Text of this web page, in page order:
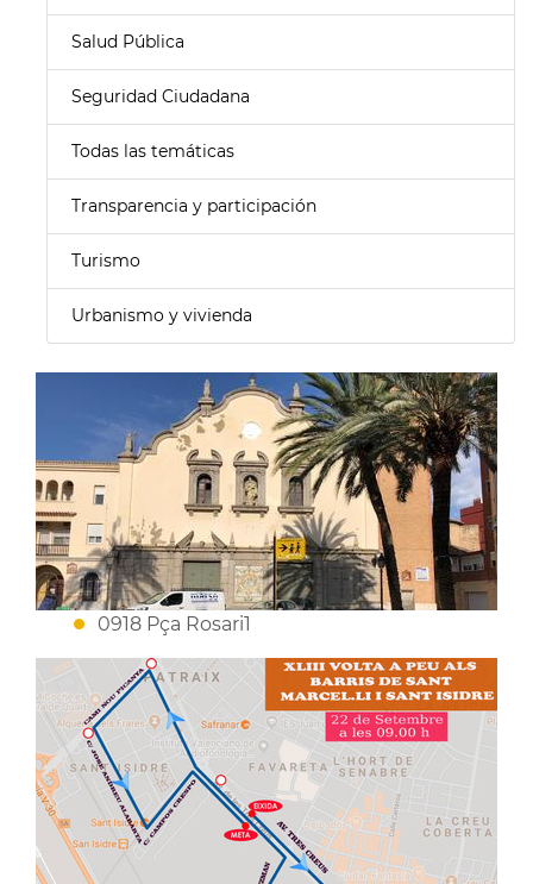
Salud Pública
Seguridad Ciudadana
Todas las temáticas
Transparencia y participación
Turismo
Urbanismo y vivienda
0918 Pça Rosari1